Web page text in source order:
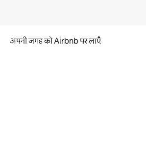
अपनी जगह को Airbnb पर लाएँ